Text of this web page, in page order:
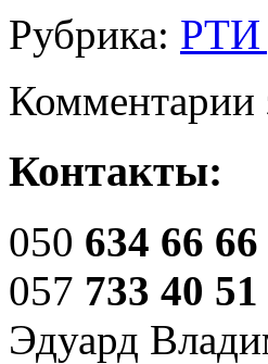
Рубрика: РТИ
Комментарии
Контакты:
050 634 66 66
057 733 40 51
Эдуард